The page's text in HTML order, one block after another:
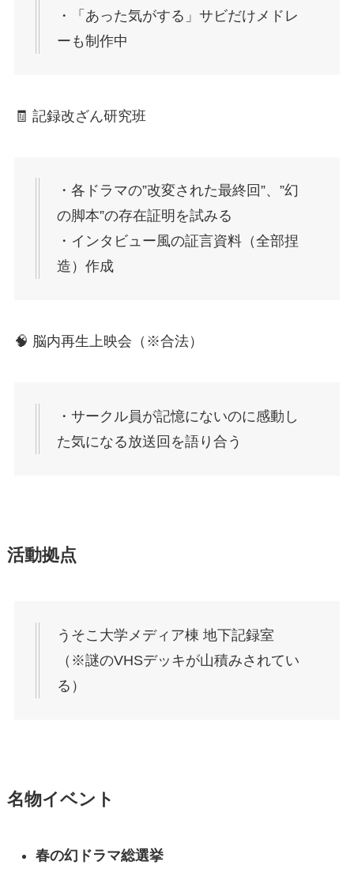
・「あった気がする」サビだけメドレ
ーも制作中
🧾 記録改ざん研究班
・各ドラマの”改変された最終回”、”幻
の脚本”の存在証明を試みる
・インタビュー風の証言資料（全部捏
造）作成
🧠 脳内再生上映会（※合法）
・サークル員が記憶にないのに感動し
た気になる放送回を語り合う
活動拠点
うそこ大学メディア棟 地下記録室
（※謎のVHSデッキが山積みされてい
る）
名物イベント
春の幻ドラマ総選挙